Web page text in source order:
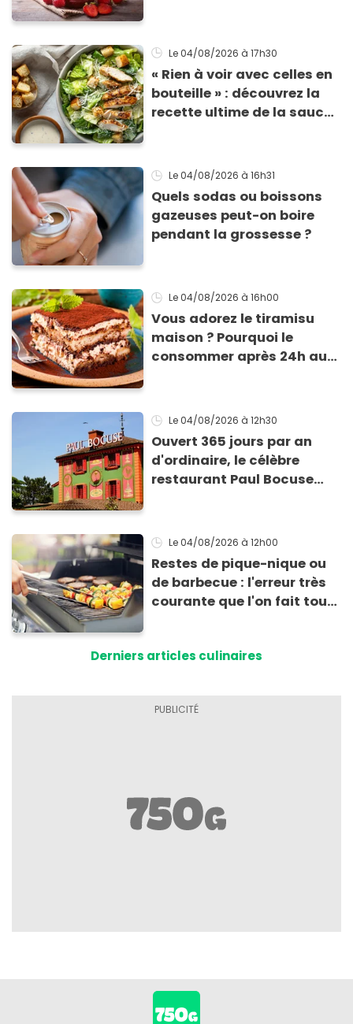
morceaux de verre
Le 04/08/2026 à 17h30
« Rien à voir avec celles en
bouteille » : découvrez la
recette ultime de la sauce
Le 04/08/2026 à 16h31
Quels sodas ou boissons
gazeuses peut-on boire
pendant la grossesse ?
Le 04/08/2026 à 16h00
Vous adorez le tiramisu
maison ? Pourquoi le
consommer après 24h au
Le 04/08/2026 à 12h30
Ouvert 365 jours par an
d'ordinaire, le célèbre
restaurant Paul Bocuse
Le 04/08/2026 à 12h00
Restes de pique-nique ou
de barbecue : l'erreur très
courante que l'on fait tous
Derniers articles culinaires